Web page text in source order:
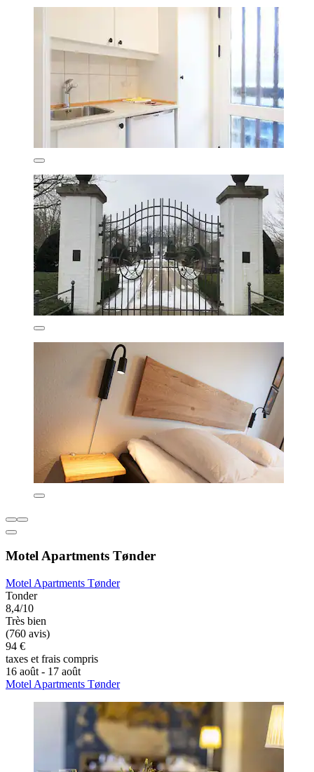
Motel Apartments Tønder
Motel Apartments Tønder
Tonder
8,4/10
Très bien
(760 avis)
94 €
taxes et frais compris
16 août - 17 août
Motel Apartments Tønder